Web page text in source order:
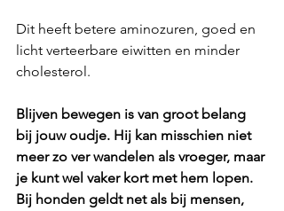
Dit heeft betere aminozuren, goed en
licht verteerbare eiwitten en minder
cholesterol.
Blijven bewegen is van groot belang
bij jouw oudje. Hij kan misschien niet
meer zo ver wandelen als vroeger, maar
je kunt wel vaker kort met hem lopen.
Bij honden geldt net als bij mensen,